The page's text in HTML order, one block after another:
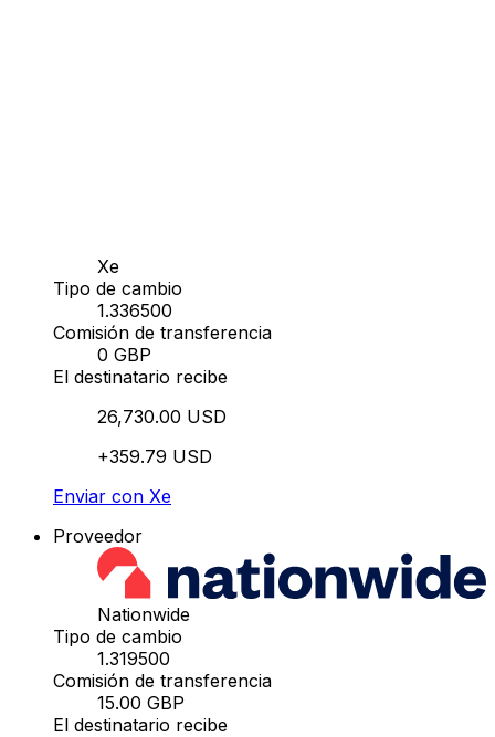
Xe
Tipo de cambio
1.336500
Comisión de transferencia
0 GBP
El destinatario recibe
26,730.00 USD
+359.79 USD
Enviar con Xe
Proveedor
Nationwide
Tipo de cambio
1.319500
Comisión de transferencia
15.00 GBP
El destinatario recibe